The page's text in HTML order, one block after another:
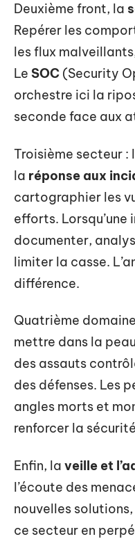
Deuxième front, la
Repérer les
les flux
Le SOC (Security
orchestre ici la
seconde face aux
Troisième secteur :
la réponse aux
cartographier les
efforts.
documenter,
limiter la casse.
différence.
Quatrième
mettre dans la
des assauts
des défenses. Les
angles morts et
renforcer la
Enfin, la veille et
l’écoute des
nouvelles
ce secteur en